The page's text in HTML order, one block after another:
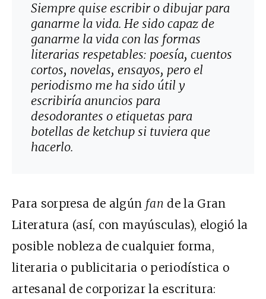
Siempre quise escribir o dibujar para
ganarme la vida. He sido capaz de
ganarme la vida con las formas
literarias respetables: poesía, cuentos
cortos, novelas, ensayos, pero el
periodismo me ha sido útil y
escribiría anuncios para
desodorantes o etiquetas para
botellas de ketchup si tuviera que
hacerlo.
Para sorpresa de algún fan de la Gran
Literatura (así, con mayúsculas), elogió la
posible nobleza de cualquier forma,
literaria o publicitaria o periodística o
artesanal de corporizar la escritura: